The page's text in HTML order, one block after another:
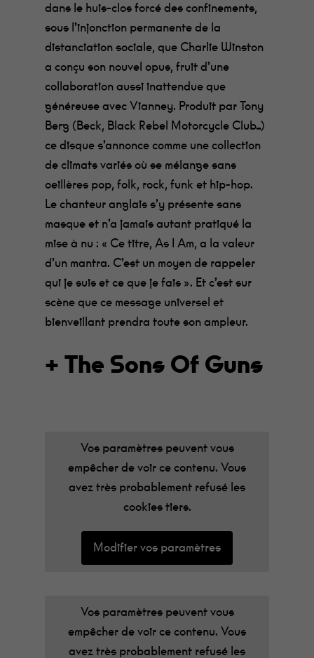
dans le huis-clos forcé des confinements,
sous l’injonction permanente de la
distanciation sociale, que Charlie Winston
a conçu son nouvel opus, fruit d’une
collaboration aussi inattendue que
généreuse avec Vianney. Produit par Tony
Berg (Beck, Black Rebel Motorcycle Club…)
ce disque s’annonce comme une collection
de climats variés où se mélange sans
oeillères pop, folk, rock, funk et hip-hop.
Le chanteur anglais s’y présente sans
masque et n’a jamais autant pratiqué la
mise à nu : « Ce titre, As I Am, a la valeur
d’un mantra. C’est un moyen de rappeler
qui je suis et ce que je fais ». Et c’est sur
scène que ce message universel et
bienveillant prendra toute son ampleur.
+ The Sons Of Guns
Vos paramètres peuvent vous
empêcher de voir ce contenu. Vous
avez très probablement refusé les
cookies tiers.
Modifier vos paramètres
Vos paramètres peuvent vous
empêcher de voir ce contenu. Vous
avez très probablement refusé les